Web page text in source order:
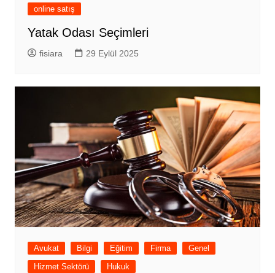
online satış
Yatak Odası Seçimleri
fisiara 29 Eylül 2025
Avukat Bilgi Eğitim Firma
Genel
Hizmet Sektörü
Hukuk